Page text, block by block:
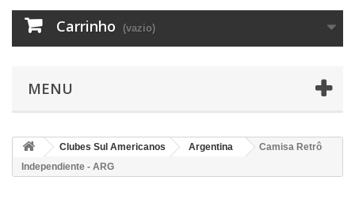
Carrinho (vazio)
MENU
Clubes Sul Americanos Argentina
Camisa Retrô
Independiente - ARG